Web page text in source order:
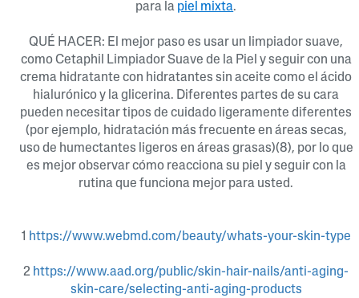
para la piel mixta.
QUÉ HACER: El mejor paso es usar un limpiador suave,
como Cetaphil Limpiador Suave de la Piel y seguir con una
crema hidratante con hidratantes sin aceite como el ácido
hialurónico y la glicerina. Diferentes partes de su cara
pueden necesitar tipos de cuidado ligeramente diferentes
(por ejemplo, hidratación más frecuente en áreas secas,
uso de humectantes ligeros en áreas grasas)(8), por lo que
es mejor observar cómo reacciona su piel y seguir con la
rutina que funciona mejor para usted.
1 https://www.webmd.com/beauty/whats-your-skin-type
2 https://www.aad.org/public/skin-hair-nails/anti-aging-
skin-care/selecting-anti-aging-products